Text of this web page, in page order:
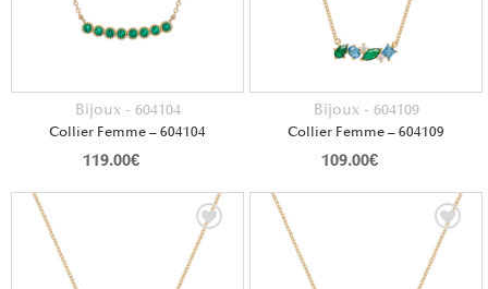
Bijoux - 604104
Collier Femme – 604104
119.00€
Bijoux - 604109
Collier Femme – 604109
109.00€